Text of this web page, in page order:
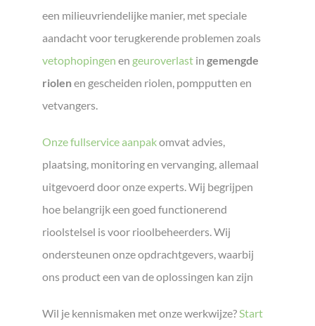
een milieuvriendelijke manier, met speciale
aandacht voor terugkerende problemen zoals
vetophopingen en geuroverlast in gemengde
riolenen gescheiden riolen, pompputten en
vetvangers.
Onze fullservice aanpakomvat advies,
plaatsing, monitoring en vervanging, allemaal
uitgevoerd door onze experts. Wij begrijpen
hoe belangrijk een goed functionerend
rioolstelsel is voor rioolbeheerders. Wij
ondersteunen onze opdrachtgevers, waarbij
ons product een van de oplossingen kan zijn
Wil je kennismaken met onze werkwijze? Start